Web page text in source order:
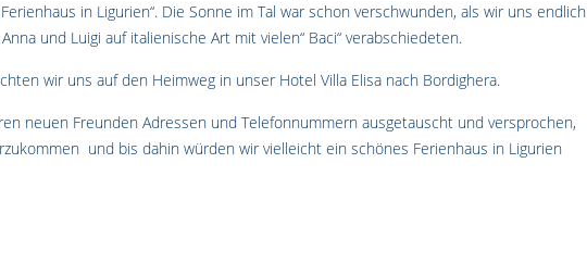
in Ligurien“. Die Sonne im Tal war schon verschwunden, als wir uns endlich
und Luigi auf italienische Art mit vielen“ Baci“ verabschiedeten.
wir uns auf den Heimweg in unser Hotel Villa Elisa nach Bordighera.
neuen Freunden Adressen und Telefonnummern ausgetauscht und versprochen,
und bis dahin würden wir vielleicht ein schönes Ferienhaus in Ligurien